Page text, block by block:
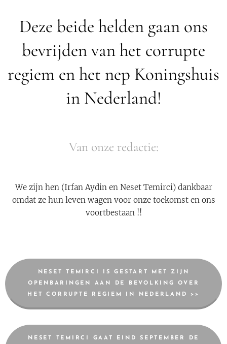
Deze beide helden gaan ons
bevrijden van het corrupte
regiem en het nep Koningshuis
in Nederland!
Van onze redactie:
We zijn hen (Irfan Aydin en Neset Temirci) dankbaar
omdat ze hun leven wagen voor onze toekomst en ons
voortbestaan !!
NESET TEMIRCI IS GESTART MET ZIJN
OPENBARINGEN AAN DE BEVOLKING OVER
HET CORRUPTE REGIEM IN NEDERLAND >>
NESET TEMIRCI GAAT EIND SEPTEMBER DE